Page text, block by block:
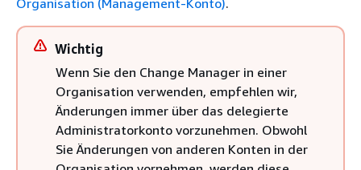
Wichtig
Wenn Sie den Change Manager in einer
Organisation verwenden, empfehlen wir,
Änderungen immer über das delegierte
Administratorkonto vorzunehmen. Obwohl
Sie Änderungen von anderen Konten in der